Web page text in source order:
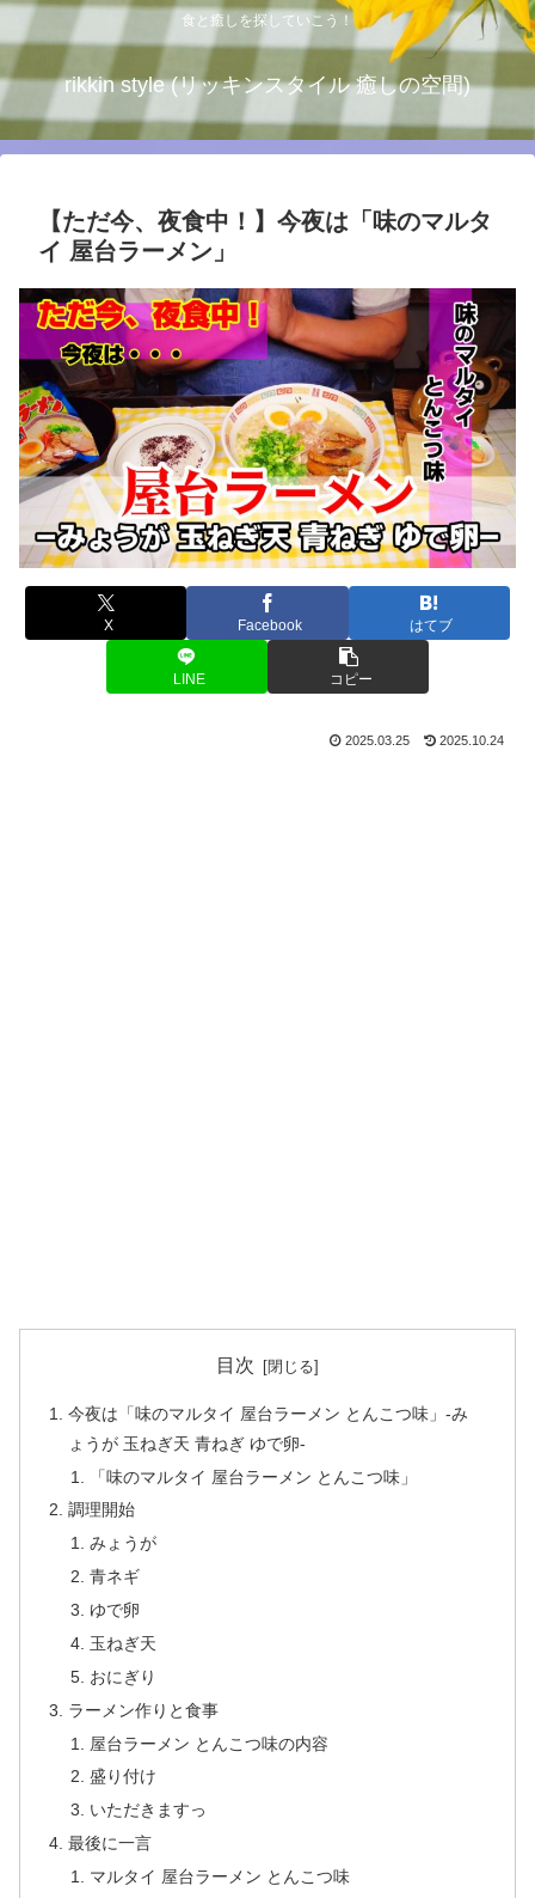
食と癒しを探していこう！
rikkin style (リッキンスタイル 癒しの空間)
【ただ今、夜食中！】今夜は「味のマルタ
イ 屋台ラーメン」
X Facebook はてブ
LINE コピー
2025.03.25 2025.10.24
目次
今夜は「味のマルタイ 屋台ラーメン とんこつ味」-み
ょうが 玉ねぎ天 青ねぎ ゆで卵-
「味のマルタイ 屋台ラーメン とんこつ味」
調理開始
みょうが
青ネギ
ゆで卵
玉ねぎ天
おにぎり
ラーメン作りと食事
屋台ラーメン とんこつ味の内容
盛り付け
いただきますっ
最後に一言
マルタイ 屋台ラーメン とんこつ味